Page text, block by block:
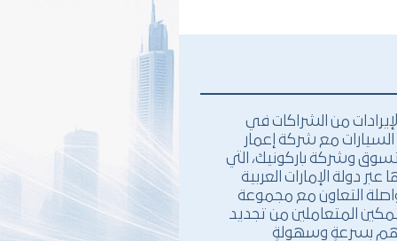
من الشراكات في
مع شركة إعمار
وشركة باركونيك، التي
دولة الإمارات العربية
التعاون مع مجموعة
المتعاملين من تجديد
بسرعةٍ وسهولةٍ